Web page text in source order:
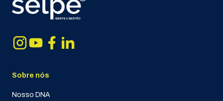
Sobre nós
Nosso DNA